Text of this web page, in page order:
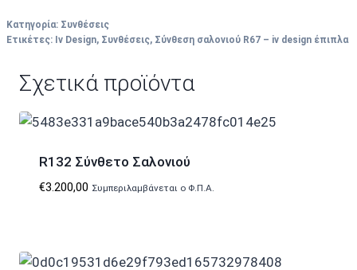
Κατηγορία: Συνθέσεις
Ετικέτες: Iv Design, Συνθέσεις, Σύνθεση σαλονιού R67 – iv design έπιπλα
Σχετικά προϊόντα
R132 Σύνθετο Σαλονιού
€3.200,00 Συμπεριλαμβάνεται ο Φ.Π.Α.